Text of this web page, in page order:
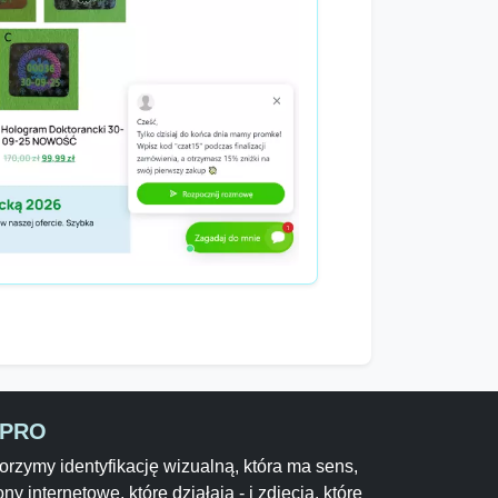
identyfikację wizualną, która ma sens,
internetowe, które działają - i zdjęcia, które